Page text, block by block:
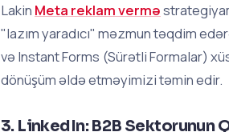
Lakin Meta reklam vermə
"lazım yaradıcı" məzmun təqdim
və Instant Forms (Sürətli Formalar)
dönüşüm əldə etməyimizi təmin edir.
3. LinkedIn: B2B Sektorunun